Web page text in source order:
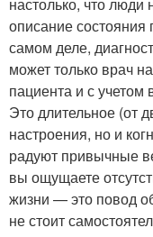
описание состояния
самом деле,
может только врач
пациента и с
Это длительное (от
настроения, но и
радуют привычные
вы ощущаете
жизни — это повод
не стоит